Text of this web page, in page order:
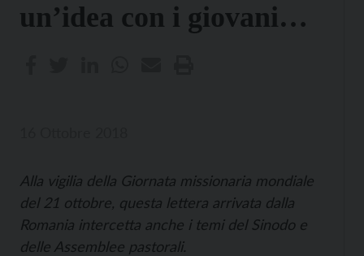
un’idea con i giovani…
Alla vigilia della Giornata missionaria mondiale
del 21 ottobre, questa lettera arrivata dalla
Romania intercetta anche i temi del Sinodo e
delle Assemblee pastorali.